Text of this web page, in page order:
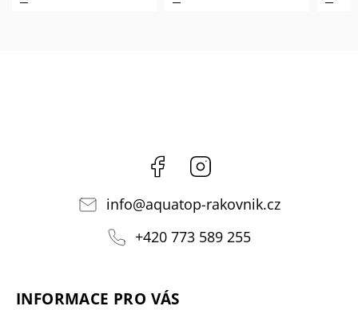
Facebook
info@aquatop-rakovnik.cz
+420 773 589 255
INFORMACE PRO VÁS